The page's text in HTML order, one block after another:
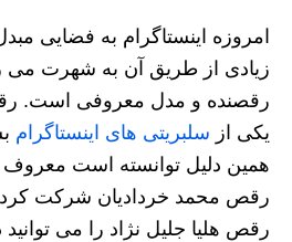
امروزه اینستاگرام به فضایی
زیادی از طریق آن به شهرت می
رقصنده و مدل معروفی است.
یکی از سلبریتی های اینستاگرام
همین دلیل توانسته است معروف
رقص محمد خردادیان شرکت کرد
رقص هلیا جلیل نژاد را می